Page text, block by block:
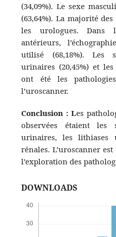
(34,09%). Le sexe
(63,64%). La majorité
les urologues. Dans
antérieurs,
utilisé (68,18%). Les
urinaires (20,45%) et
ont été les
l’uroscanner.
Conclusion : Les
observées étaient les
urinaires, les lithiases
rénales. L’uroscanner
l’exploration des
DOWNLOADS